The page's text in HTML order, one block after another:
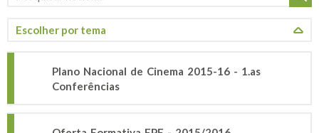
Plano Nacional de Cinema 2015-16 - 1.as
Conferências